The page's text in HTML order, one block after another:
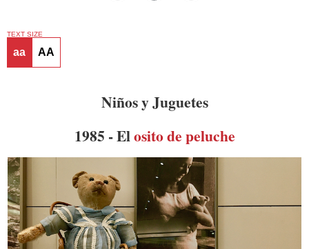
TEXT SIZE
aa AA
Niños y Juguetes
1985 - Elosito de peluche